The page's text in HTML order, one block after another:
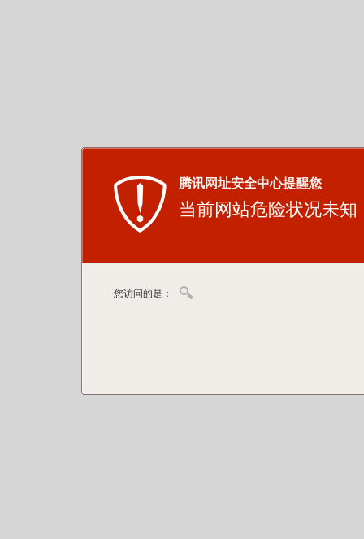
腾讯网址安全中心提醒您
当前网站危险状况未知
您访问的是：